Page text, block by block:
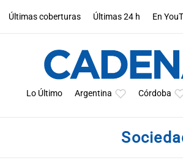
Últimas coberturas Últimas 24 h En
Lo Último Argentina Córdoba